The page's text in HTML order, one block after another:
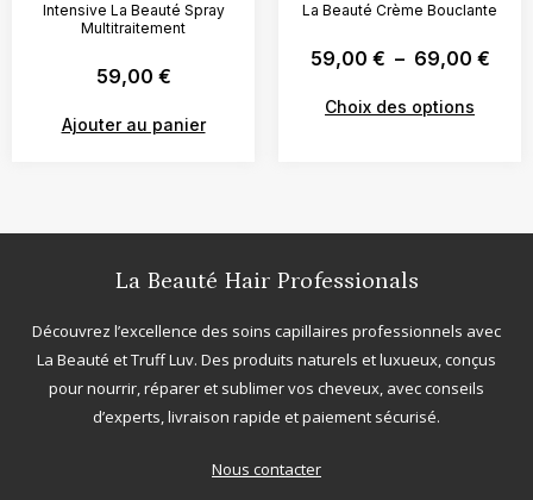
Intensive La Beauté Spray
Multitraitement
59,00 €
Ajouter au panier
La Beauté Crème Bouclante
59,00 € – 69,00 €
Choix des options
La Beauté Hair Professionals
Découvrez l’excellence des soins capillaires professionnels avec
La Beauté etTruff Luv. Des produits naturels et luxueux, conçus
pour nourrir, réparer et sublimer vos cheveux, avec conseils
d’experts, livraison rapide et paiement sécurisé.
Nous contacter